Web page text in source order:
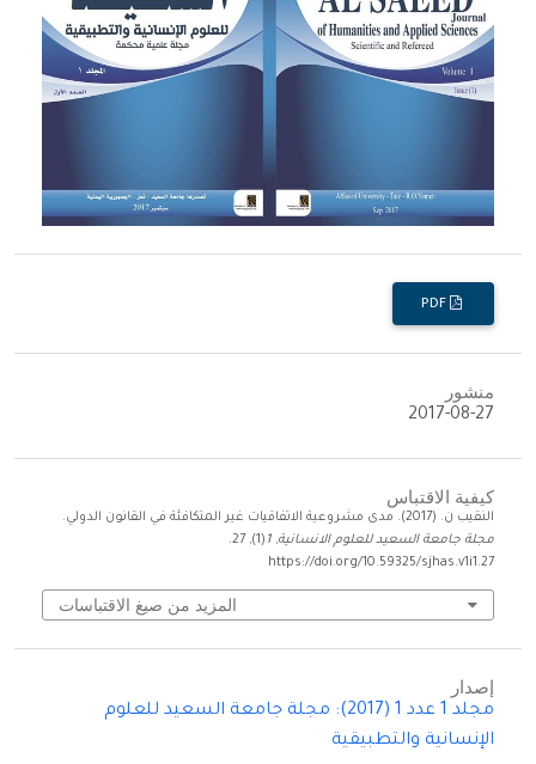
منشور
2017-08-27
كيفية الاقتباس
النقيب ن. (2017). مدى مشروعية الاتفاقيات غير المتكافئة في القانون الدولي.
مجلة جامعة السعيد للعلوم الانسانية,
1
(1), 27.
https://doi.org/10.59325/sjhas.v1i1.27
المزيد من صيغ الاقتباسات
إصدار
مجلد 1 عدد 1 (2017): مجلة جامعة السعيد للعلوم
الإنسانية والتطبيقية